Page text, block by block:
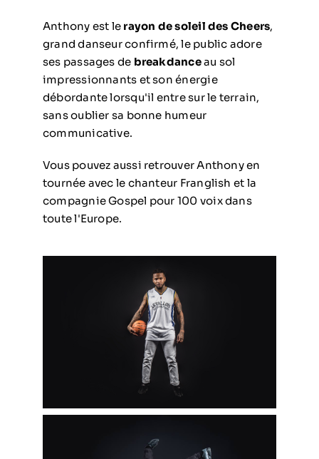
Anthony est le rayon de soleil des Cheers,
grand danseur confirmé, le public adore
ses passages de breakdanceau sol
impressionnants et son énergie
débordante lorsqu'il entre sur le terrain,
sans oublier sa bonne humeur
communicative.
Vous pouvez aussi retrouver Anthony en
tournée avec le chanteur Franglish et la
compagnie Gospel pour 100 voix dans
toute l'Europe.